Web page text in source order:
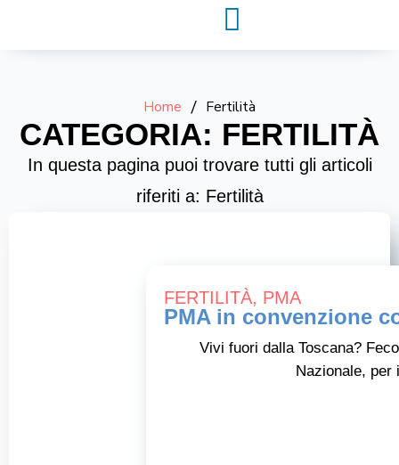
Home / Fertilità
CATEGORIA: FERTILITÀ
In questa pagina puoi trovare tutti gli articoli
riferiti a: Fertilità
FERTILITÀ, PMA
PMA in convenzione
Vivi fuori dalla Toscana?
Nazionale,